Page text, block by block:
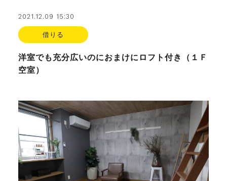
2021.12.09 15:30
借りる
洋室でも充分広いのにおまけにロフト付き（１Ｆ
空室）